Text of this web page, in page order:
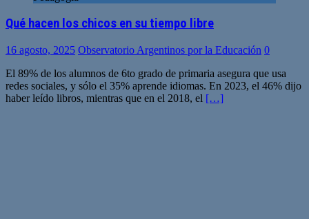
Qué hacen los chicos en su tiempo libre
16 agosto, 2025 Observatorio Argentinos por la Educación 0
El 89% de los alumnos de 6to grado de primaria asegura que usa
redes sociales, y sólo el 35% aprende idiomas. En 2023, el 46% dijo
haber leído libros, mientras que en el 2018, el […]